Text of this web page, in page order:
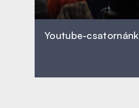
Youtube-csatornánk